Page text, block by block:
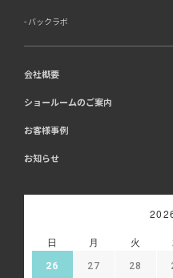
バックラボ
会社概要
ショールームのご案内
お客様事例
お知らせ
日 月 火
26 27 28